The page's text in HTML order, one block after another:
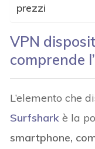
prezzi
VPN
comprende
L’elemento che
Surfshark è la
smartphone,